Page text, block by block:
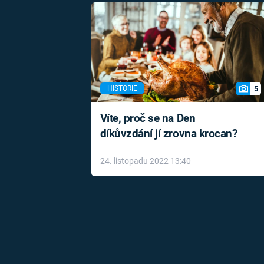
HISTORIE 5
Víte, proč se na Den
díkůvzdání jí zrovna krocan?
24. listopadu 2022 13:40